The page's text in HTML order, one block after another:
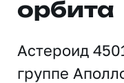
орбита
Астероид
группе